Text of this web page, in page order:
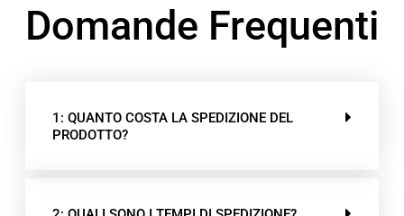
Domande Frequenti
1: QUANTO COSTA LA SPEDIZIONE DEL
PRODOTTO?